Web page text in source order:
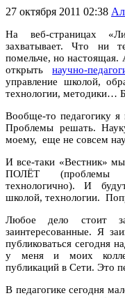
27 октября 2011 02:38
На веб-страницах
захватывает. Что ни
помельче, но настоящая.
открытьнаучно-
управление школой,
технологии, методики…
Вообще-то педагогику
Проблемы решать.
моему, еще не совсем
И все-таки «Вестник»
ПОЛЁТ (проблемы
технологично). И
школой, технологии.
Любое дело стоит
заинтересованные. Я
публиковаться сегодня
у меня и моих
публикаций в Сети. Это
В педагогике сегодня